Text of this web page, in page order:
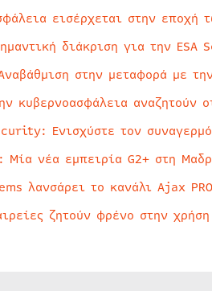
εισέρχεται στην εποχή
διάκριση για την
στην μεταφορά με
κυβερνοασφάλεια αναζητούν
Ενισχύστε τον συναγερμό
Μία νέα εμπειρία G2+ στη
λανσάρει το κανάλι Ajax
ζητούν φρένο στην